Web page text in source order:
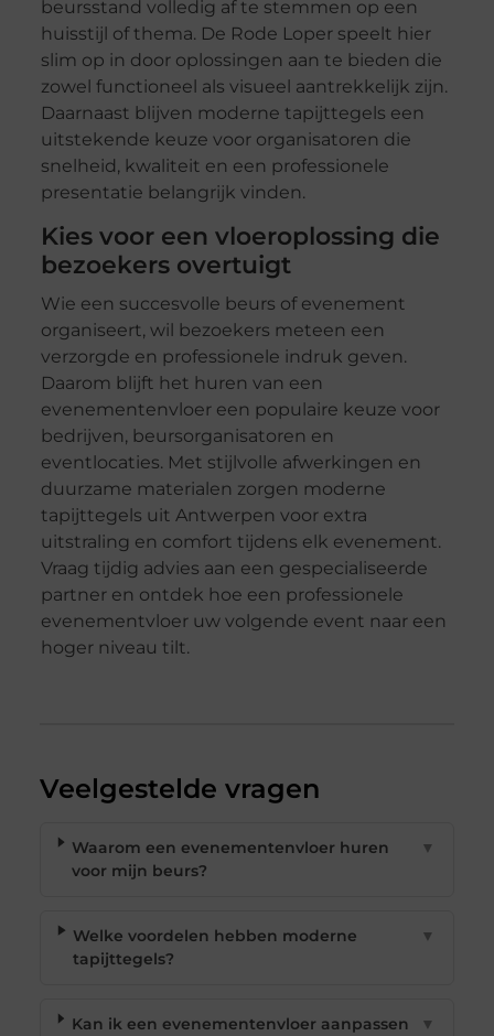
beursstand volledig af te stemmen op een
huisstijl of thema. De Rode Loper speelt hier
slim op in door oplossingen aan te bieden die
zowel functioneel als visueel aantrekkelijk zijn.
Daarnaast blijven moderne tapijttegels een
uitstekende keuze voor organisatoren die
snelheid, kwaliteit en een professionele
presentatie belangrijk vinden.
Kies voor een vloeroplossing die
bezoekers overtuigt
Wie een succesvolle beurs of evenement
organiseert, wil bezoekers meteen een
verzorgde en professionele indruk geven.
Daarom blijft het huren van een
evenementenvloer een populaire keuze voor
bedrijven, beursorganisatoren en
eventlocaties. Met stijlvolle afwerkingen en
duurzame materialen zorgen moderne
tapijttegels uit Antwerpen voor extra
uitstraling en comfort tijdens elk evenement.
Vraag tijdig advies aan een gespecialiseerde
partner en ontdek hoe een professionele
evenementvloer uw volgende event naar een
hoger niveau tilt.
Veelgestelde vragen
Waarom een evenementenvloer huren
voor mijn beurs?
▼
Welke voordelen hebben moderne
tapijttegels?
▼
Kan ik een evenementenvloer aanpassen
▼